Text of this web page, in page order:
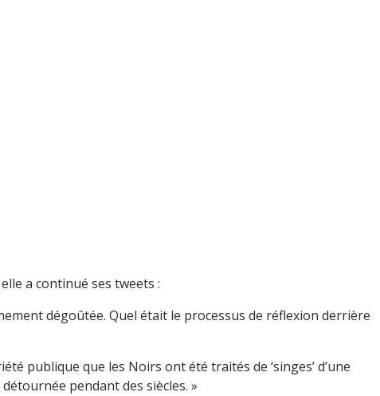
a continué ses tweets :
dégoûtée. Quel était le processus de réflexion derrière
publique que les Noirs ont été traités de ‘singes’ d’une
pendant des siècles. »